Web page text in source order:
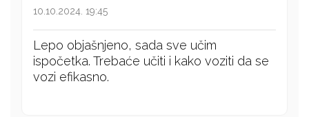
10.10.2024. 19:45
Lepo objašnjeno, sada sve učim
ispočetka. Trebaće učiti i kako voziti da se
vozi efikasno.